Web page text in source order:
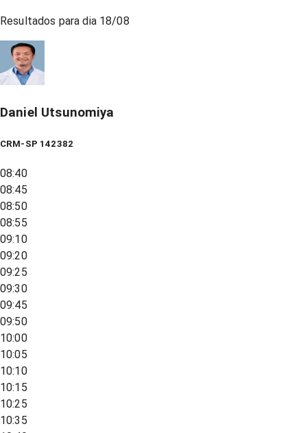
Resultados para dia 18/08
Daniel Utsunomiya
CRM-SP 142382
08:40
08:45
08:50
08:55
09:10
09:20
09:25
09:30
09:45
09:50
10:00
10:05
10:10
10:15
10:25
10:35